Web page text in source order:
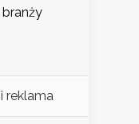
reklama